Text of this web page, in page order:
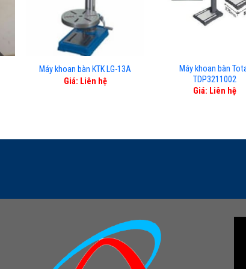
Máy khoan bàn KTK LG-13A
Giá: Liên hệ
Máy khoan bàn
TDP3211002
Giá: Liên hệ